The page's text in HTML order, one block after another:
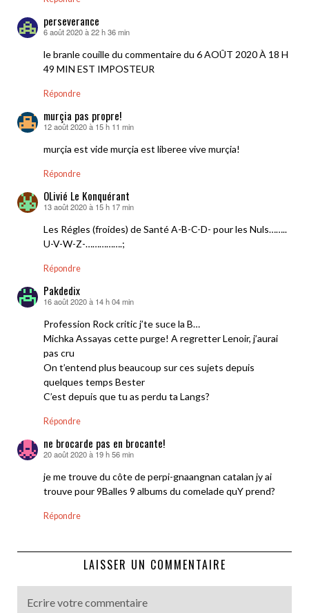
perseverance
dit :
6 août 2020 à 22 h 36 min
le branle couille du commentaire du 6 AOÛT 2020 À 18 H
49 MIN EST IMPOSTEUR
Répondre
murçia pas propre!
dit :
12 août 2020 à 15 h 11 min
murçia est vide murçia est liberee vive murçia!
Répondre
OLivié Le Konquérant
dit :
13 août 2020 à 15 h 17 min
Les Régles (froides) de Santé A-B-C-D- pour les Nuls……..
U-V-W-Z-…………….;
Répondre
Pakdedix
dit :
16 août 2020 à 14 h 04 min
Profession Rock critic j’te suce la B…
Michka Assayas cette purge! A regretter Lenoir, j’aurai
pas cru
On t’entend plus beaucoup sur ces sujets depuis
quelques temps Bester
C’est depuis que tu as perdu ta Langs?
Répondre
ne brocarde pas en brocante!
dit :
20 août 2020 à 19 h 56 min
je me trouve du côte de perpi-gnaangnan catalan jy ai
trouve pour 9Balles 9 albums du comelade quY prend?
Répondre
LAISSER UN COMMENTAIRE